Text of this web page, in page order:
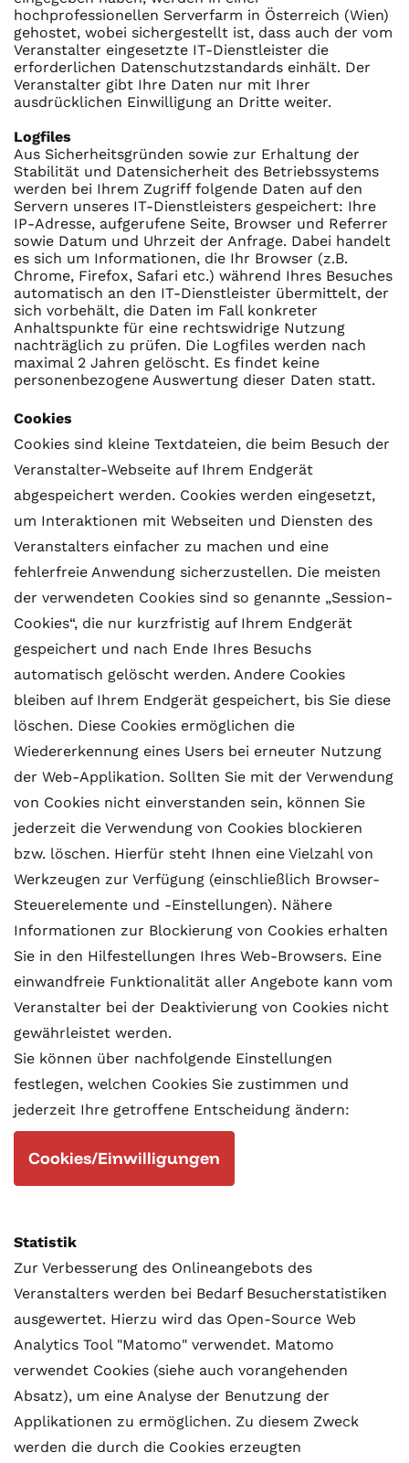
hochprofessionellen Serverfarm in Österreich (Wien)
gehostet, wobei sichergestellt ist, dass auch der vom
Veranstalter eingesetzte IT-Dienstleister die
erforderlichen Datenschutzstandards einhält. Der
Veranstalter gibt Ihre Daten nur mit Ihrer
ausdrücklichen Einwilligung an Dritte weiter.
Logfiles
Aus Sicherheitsgründen sowie zur Erhaltung der
Stabilität und Datensicherheit des Betriebssystems
werden bei Ihrem Zugriff folgende Daten auf den
Servern unseres IT-Dienstleisters gespeichert: Ihre
IP-Adresse, aufgerufene Seite, Browser und Referrer
sowie Datum und Uhrzeit der Anfrage. Dabei handelt
es sich um Informationen, die Ihr Browser (z.B.
Chrome, Firefox, Safari etc.) während Ihres Besuches
automatisch an den IT-Dienstleister übermittelt, der
sich vorbehält, die Daten im Fall konkreter
Anhaltspunkte für eine rechtswidrige Nutzung
nachträglich zu prüfen. Die Logfiles werden nach
maximal 2 Jahren gelöscht. Es findet keine
personenbezogene Auswertung dieser Daten statt.
Cookies
Cookies sind kleine Textdateien, die beim Besuch der
Veranstalter-Webseite auf Ihrem Endgerät
abgespeichert werden. Cookies werden eingesetzt,
um Interaktionen mit Webseiten und Diensten des
Veranstalters einfacher zu machen und eine
fehlerfreie Anwendung sicherzustellen. Die meisten
der verwendeten Cookies sind so genannte „Session-
Cookies“, die nur kurzfristig auf Ihrem Endgerät
gespeichert und nach Ende Ihres Besuchs
automatisch gelöscht werden. Andere Cookies
bleiben auf Ihrem Endgerät gespeichert, bis Sie diese
löschen. Diese Cookies ermöglichen die
Wiedererkennung eines Users bei erneuter Nutzung
der Web-Applikation. Sollten Sie mit der Verwendung
von Cookies nicht einverstanden sein, können Sie
jederzeit die Verwendung von Cookies blockieren
bzw. löschen. Hierfür steht Ihnen eine Vielzahl von
Werkzeugen zur Verfügung (einschließlich Browser-
Steuerelemente und -Einstellungen). Nähere
Informationen zur Blockierung von Cookies erhalten
Sie in den Hilfestellungen Ihres Web-Browsers. Eine
einwandfreie Funktionalität aller Angebote kann vom
Veranstalter bei der Deaktivierung von Cookies nicht
gewährleistet werden.
Sie können über nachfolgende Einstellungen
festlegen, welchen Cookies Sie zustimmen und
jederzeit Ihre getroffene Entscheidung ändern:
Cookies/Einwilligungen
Statistik
Zur Verbesserung des Onlineangebots des
Veranstalters werden bei Bedarf Besucherstatistiken
ausgewertet. Hierzu wird das Open-Source Web
Analytics Tool "Matomo" verwendet. Matomo
verwendet Cookies (siehe auch vorangehenden
Absatz), um eine Analyse der Benutzung der
Applikationen zu ermöglichen. Zu diesem Zweck
werden die durch die Cookies erzeugten